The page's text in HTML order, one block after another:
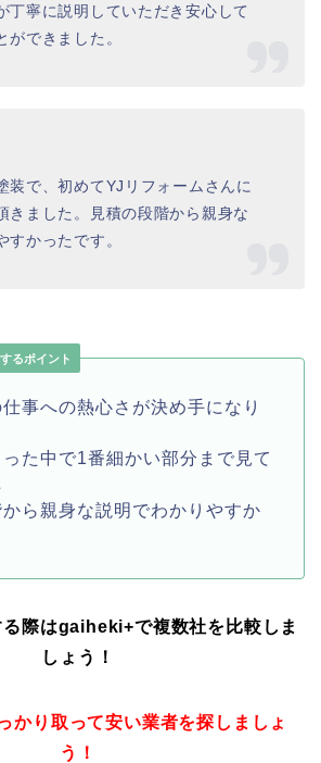
丁寧に説明していただき安心して
ができました。
装で、初めてYJリフォームさんに
きました。見積の段階から親身な
すかったです。
るポイント
事への熱心さが決め手になり
た中で1番細かい部分まで見て
から親身な説明でわかりやすか
る際はgaiheki+で複数社を比較しま
しょう！
かり取って安い業者を探しましょ
う！